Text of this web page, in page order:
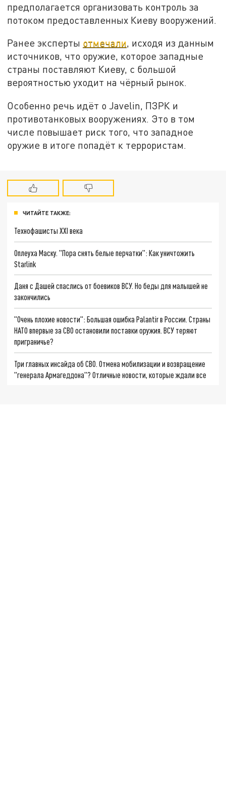
предполагается организовать контроль за
потоком предоставленных Киеву вооружений.
Ранее эксперты отмечали, исходя из данным
источников, что оружие, которое западные
страны поставляют Киеву, с большой
вероятностью уходит на чёрный рынок.
Особенно речь идёт о Javelin, ПЗРК и
противотанковых вооружениях. Это в том
числе повышает риск того, что западное
оружие в итоге попадёт к террористам.
ЧИТАЙТЕ ТАКЖЕ:
Технофашисты XXI века
Оплеуха Маску. "Пора снять белые перчатки": Как уничтожить
Starlink
Даня с Дашей спаслись от боевиков ВСУ. Но беды для малышей не
закончились
"Очень плохие новости": Большая ошибка Palantir в России. Страны
НАТО впервые за СВО остановили поставки оружия. ВСУ теряют
приграничье?
Три главных инсайда об СВО. Отмена мобилизации и возвращение
"генерала Армагеддона"? Отличные новости, которые ждали все